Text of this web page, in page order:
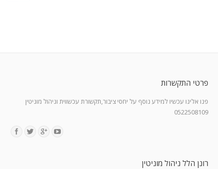
פרטי התקשרות
פנו אלינו עכשיו למידע נוסף על יחסי ציבור,תקשורת עכשווית וניהול מוניטין
0522508109
רונן הלל ניהול מוניטין